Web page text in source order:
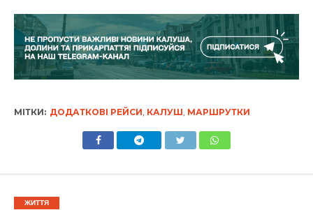
МІТКИ: ДОДАТКОВІ РЕЙСИ КАЛУШ МАРШРУТКИ
ЖИТТЯ